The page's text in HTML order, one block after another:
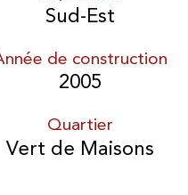
Sud-Est
de construction
2005
Quartier
Vert de Maisons